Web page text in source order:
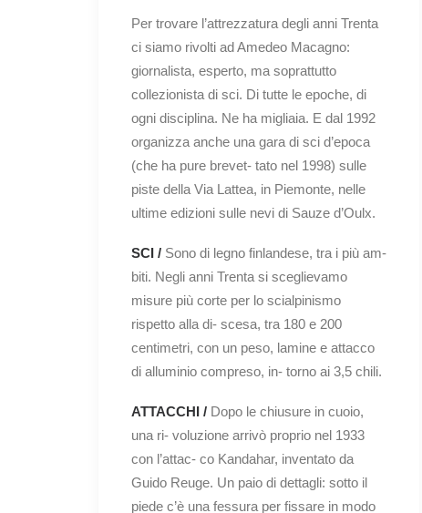
Per trovare l’attrezzatura degli anni Trenta
ci siamo rivolti ad Amedeo Macagno:
giornalista, esperto, ma soprattutto
collezionista di sci. Di tutte le epoche, di
ogni disciplina. Ne ha migliaia. E dal 1992
organizza anche una gara di sci d’epoca
(che ha pure brevet- tato nel 1998) sulle
piste della Via Lattea, in Piemonte, nelle
ultime edizioni sulle nevi di Sauze d’Oulx.
SCI / Sono di legno finlandese, tra i più am-
biti. Negli anni Trenta si sceglievamo
misure più corte per lo scialpinismo
rispetto alla di- scesa, tra 180 e 200
centimetri, con un peso, lamine e attacco
di alluminio compreso, in- torno ai 3,5 chili.
ATTACCHI / Dopo le chiusure in cuoio,
una ri- voluzione arrivò proprio nel 1933
con l’attac- co Kandahar, inventato da
Guido Reuge. Un paio di dettagli: sotto il
piede c’è una fessura per fissare in modo